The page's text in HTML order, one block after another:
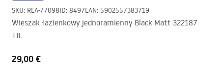
SKU: REA-77098ID: 8497EAN: 5902557383719
Wieszak łazienkowy jednoramienny Black Matt 322187
TIL
29,00 €